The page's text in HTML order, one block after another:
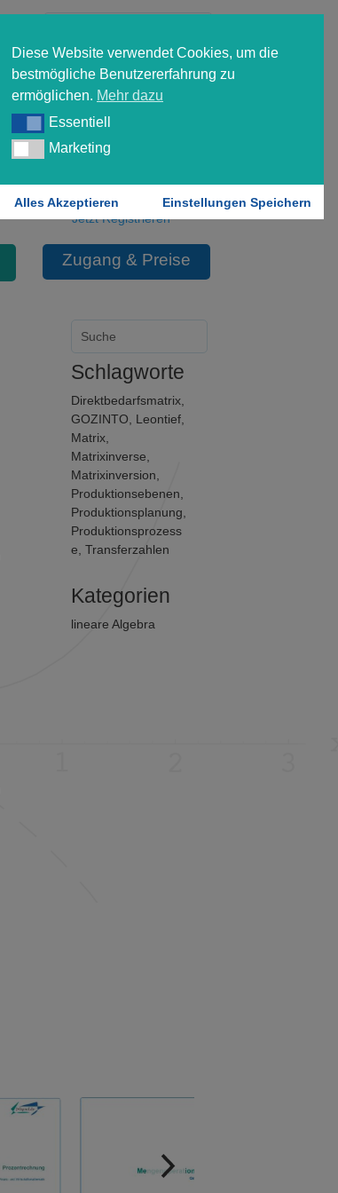
Diese Website verwendet Cookies, um die
bestmögliche Benutzererfahrung zu
ermöglichen. Mehr dazu
EssentiellEssentiell
MarketingMarketing
Alles Akzeptieren Einstellungen Speichern
Forgot your password?
Jetzt Registrieren
Zugang & Preise
Schlagworte
Direktbedarfsmatrix,
GOZINTO, Leontief,
Matrix,
Matrixinverse,
Matrixinversion,
Produktionsebenen,
Produktionsplanung,
Produktionsprozess
e,Transferzahlen
Kategorien
lineare Algebra